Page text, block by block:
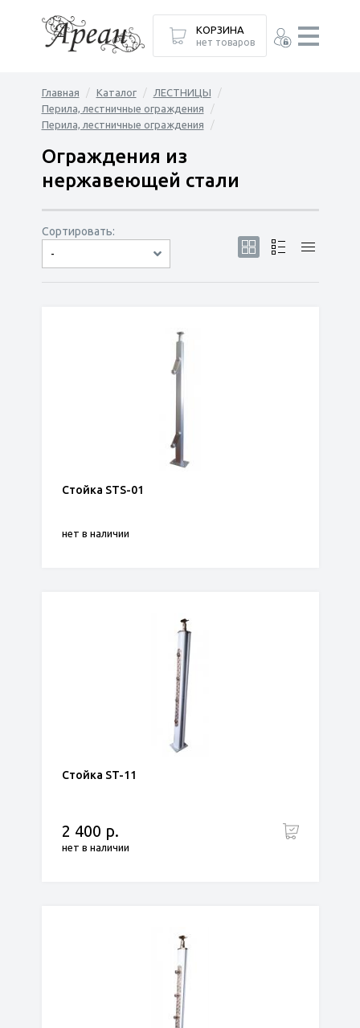
Главная Каталог
ЛЕСТНИЦЫ
Перила, лестничные ограждения
Перила, лестничные ограждения
Ограждения из
нержавеющей стали
Сортировать:
-
по популярности
сначала дешёвые
сначала дорогие
Стойка STS-01
нет в наличии
Стойка ST-11
2 400 р.
нет в наличии
КОРЗИНА
нет товаров